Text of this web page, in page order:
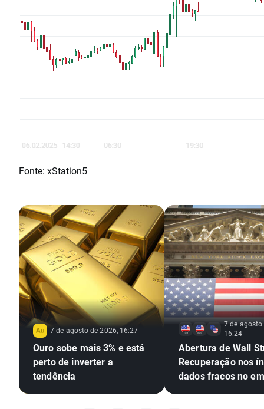
Fonte: xStation5
7 de agosto de 2026, 16:27
Ouro sobe mais 3% e está
perto de inverter a
tendência
7 de agosto
16:24
Abertura de Wall
Recuperação nos
dados fracos no